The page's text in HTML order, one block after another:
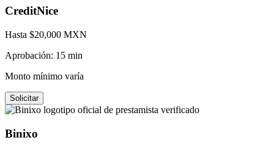
CreditNice
Hasta $20,000 MXN
Aprobación: 15 min
Monto mínimo varía
Solicitar
Binixo